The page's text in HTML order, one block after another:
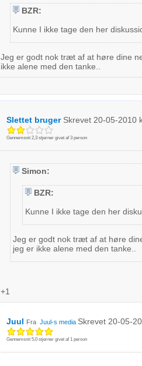
BZR:
Kunne I ikke tage den her
Jeg er godt nok træt af at høre dine
ikke alene med den tanke..
Slettet bruger Skrevet 20-05-2010
Gennemsnit 2,3stjerner givet af 3person
Simon:
BZR:
Kunne I ikke tage den her
Jeg er godt nok træt af at høre
jeg er ikke alene med den tanke..
+1
Juul Fra Juul-s media Skrevet 20-05-
Gennemsnit 5,0stjerner givet af 1person